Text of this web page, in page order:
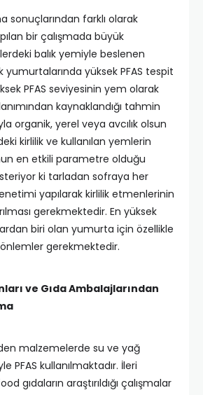
sonuçlarından farklı olarak
bir çalışmada büyük
balık yemiyle beslenen
yumurtalarında yüksek PFAS tespit
PFAS seviyesinin yem olarak
kaynaklandığı tahmin
organik, yerel veya avcılık olsun
kirlilik ve kullanılan yemlerin
en etkili parametre olduğu
ki tarladan sofraya her
yapılarak kirlilik etmenlerinin
gerekmektedir. En yüksek
biri olan yumurta için özellikle
gerekmektedir.
ve Gıda Ambalajlarından
malzemelerde su ve yağ
PFAS kullanılmaktadır. İleri
gıdaların araştırıldığı çalışmalar